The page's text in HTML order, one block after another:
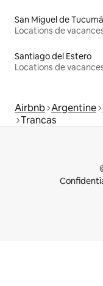
San Miguel de
Locations de
Santiago del Estero
Locations de
Airbnb Argentine
Trancas